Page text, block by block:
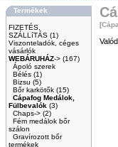
Termékek
FIZETÉS,
SZÁLLíTÁS (1)
Viszonteladók, céges
vásárlók
WEBÁRUHÁZ-> (167)
Ápoló szerek
Bélés (1)
Bizsu (5)
Bőr karkötők (15)
Cápafog Medálok,
Fülbevalók (3)
Chaps-> (2)
Fém medálok bőr
szálon
Gravírozott bőr
termékek